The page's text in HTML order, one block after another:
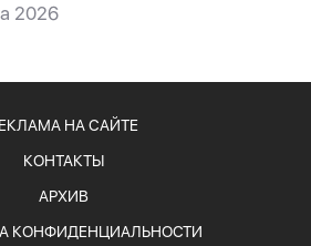
2026
НА САЙТЕ
КОНТАКТЫ
АРХИВ
КОНФИДЕНЦИАЛЬНОСТИ